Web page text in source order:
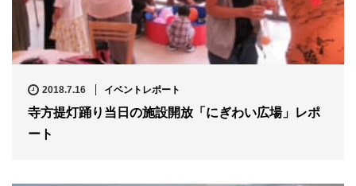
2018.7.16 イベントレポート
寺方提灯踊り当日の施設開放「にぎわい広場」レポ
ート